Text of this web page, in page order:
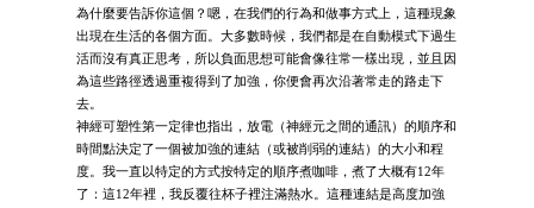
為什麼要告訴你這個？嗯，在我們的行為和做事方式上，這種現象
出現在生活的各個方面。大多數時候，我們都是在自動模式下過生
活而沒有真正思考，所以負面思想可能會像往常一樣出現，並且因
為這些路徑透過重複得到了加強，你便會再次沿著常走的路走下
去。
神經可塑性第一定律也指出，放電（神經元之間的通訊）的順序和
時間點決定了一個被加強的連結（或被削弱的連結）的大小和程
度。我一直以特定的方式按特定的順序煮咖啡，煮了大概有12年
了：這12年裡，我反覆往杯子裡注滿熱水。這種連結是高度加強